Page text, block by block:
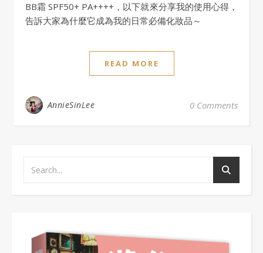
BB霜 SPF50+ PA++++，以下就來分享我的使用心得，
告訴大家為什麼它成為我的日常必備化妝品～
READ MORE
AnnieSinLee 0 Comments